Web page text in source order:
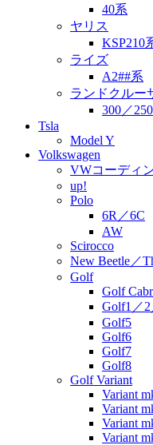
40系
ヤリス
KSP210
ライズ
A2##系
ランドクルー
300／
Tsla
Model Y
Volkswagen
VWコーディ
up!
Polo
6R／6C
AW
Scirocco
New Beetle／
Golf
Golf
Golf1／
Golf5
Golf6
Golf7
Golf8
Golf Variant
Variant
Variant
Variant
Variant